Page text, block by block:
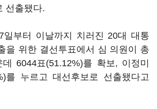
선출됐다.
일부터 이날까지 치러진 20대 대통
을 위한 결선투표에서 심 의원이 총
6044표(51.12%)를 확보, 이정미
를 누르고 대선후보로 선출됐다고